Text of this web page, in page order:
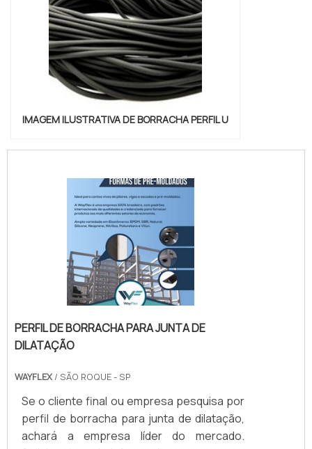
IMAGEM ILUSTRATIVA DE BORRACHA PERFIL U
PERFIL DE BORRACHA PARA JUNTA DE
DILATAÇÃO
WAYFLEX / SÃO ROQUE - SP
Se o cliente final ou empresa pesquisa por
perfil de borracha para junta de dilatação,
achará a empresa líder do mercado.